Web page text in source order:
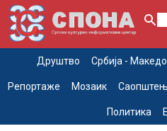
Друштво Србија -
Репортаже Мозаик
Политика